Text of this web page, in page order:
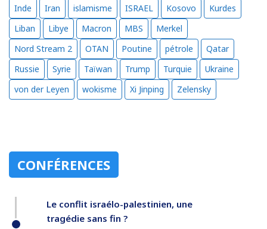
Inde
Iran islamisme ISRAEL Kosovo
Kurdes
Liban
Libye Macron MBS
Merkel
Nord Stream 2
OTAN Poutine pétrole
Qatar
Russie
Syrie Taïwan Trump Turquie
Ukraine
von der Leyen
wokisme Xi Jinping Zelensky
CONFÉRENCES
Le conflit israélo-palestinien, une
tragédie sans fin ?